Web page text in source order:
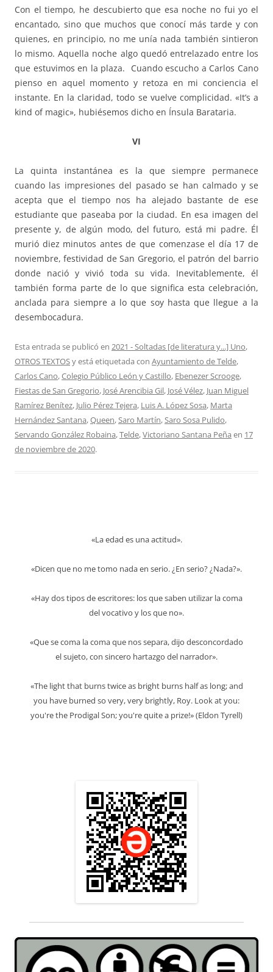
Con el tiempo, he descubierto que esa noche no fui yo el
encantado, sino que muchos que conocí más tarde y con
quienes, en principio, no me unía nada también sintieron
lo mismo. Aquella noche algo quedó entrelazado entre los
que estuvimos en la plaza. Cuando escucho a Carlos Cano
pienso en aquel momento y retoza en mi conciencia el
instante. En la claridad, todo se vuelve complicidad. «It’s a
kind of magic», hubiésemos dicho en Ínsula Barataria.
VI
La quinta instantánea es la que siempre permanece
cuando las impresiones del pasado se han calmado y se
acepta que el tiempo nos ha alejado bastante de ese
estudiante que paseaba por la ciudad. En esa imagen del
presente y, de algún modo, del futuro, está mi padre. Él
murió diez minutos antes de que comenzase el día 17 de
noviembre, festividad de San Gregorio, el patrón del barrio
donde nació y vivió toda su vida. Inevitablemente, él
también forma parte de lo que significa esta celebración,
anclada para siempre a lo que soy hasta que llegue a la
desembocadura.
Esta entrada se publicó en 2021 - Soltadas [de literatura y...] Uno,
OTROS TEXTOSy está etiquetada con Ayuntamiento de Telde,
Carlos Cano,Colegio Público León y Castillo, Ebenezer Scrooge,
Fiestas de San Gregorio, José Arencibia Gil, José Vélez, Juan Miguel
Ramírez Benítez, Julio Pérez Tejera, Luis A. López Sosa, Marta
Hernández Santana,Queen,Saro Martín,Saro Sosa Pulido,
Servando González Robaina,Telde,Victoriano Santana Peña en 17
de noviembre de 2020.
«La edad es una actitud».
«Dicen que no me tomo nada en serio. ¿En serio? ¿Nada?».
«Hay dos tipos de escritores: los que saben utilizar la coma
del vocativo y los que no».
«Que se coma la coma que nos separa, dijo desconcordado
el sujeto, con sincero hartazgo del narrador».
«The light that burns twice as bright burns half as long; and
you have burned so very, very brightly, Roy. Look at you:
you're the Prodigal Son; you're quite a prize!» (Eldon Tyrell)